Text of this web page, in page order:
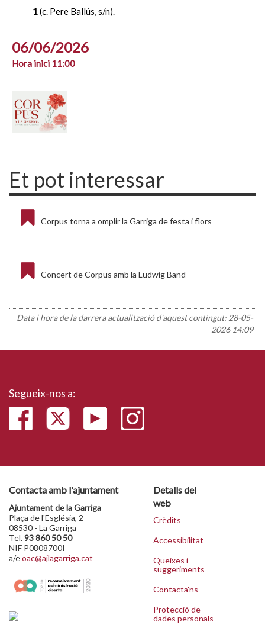
1(c. Pere Ballús, s/n).
06/06/2026
Hora inici 11:00
Et pot interessar
Corpus torna a omplir la Garriga de festa i flors
Concert de Corpus amb la Ludwig Band
Data i hora de la darrera actualització d'aquest contingut: 28-05-
2026 14:09
Segueix-nos a:
Contacta amb l'ajuntament
Ajuntament de la Garriga
Plaça de l'Església, 2
08530 - La Garriga
Tel.93 860 50 50
NIF P0808700I
a/eoac@ajlagarriga.cat
Detalls del
web
Crèdits
Accessibilitat
Queixes i
suggeriments
Contacta'ns
Protecció de
dades personals